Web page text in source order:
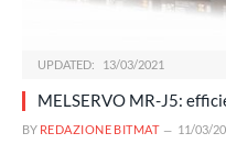
UPDATED: 13/03/2021
MELSERVO MR-J5:
BY REDAZIONE BITMAT 11/03/